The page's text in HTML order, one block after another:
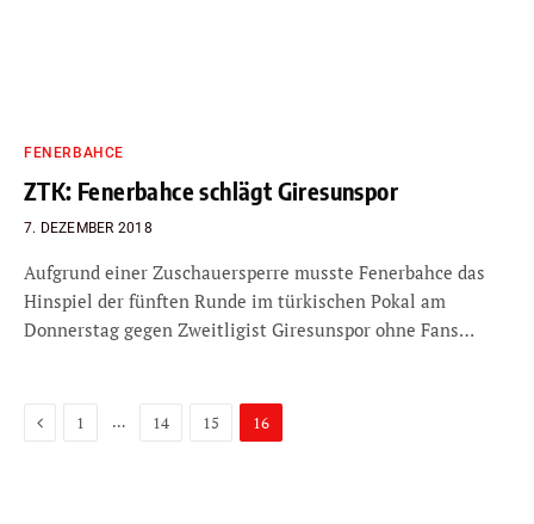
FENERBAHCE
ZTK: Fenerbahce schlägt Giresunspor
7. DEZEMBER 2018
Aufgrund einer Zuschauersperre musste Fenerbahce das
Hinspiel der fünften Runde im türkischen Pokal am
Donnerstag gegen Zweitligist Giresunspor ohne Fans…
Previous
1 … 14 15 16